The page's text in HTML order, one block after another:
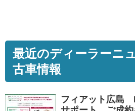
最近のディーラーニ
古車情報
フィアット広島